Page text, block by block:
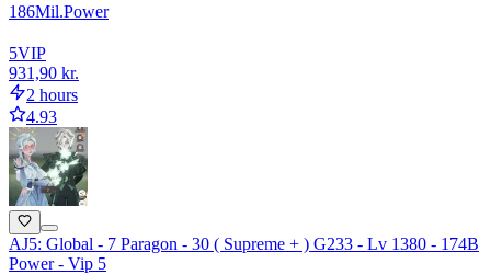
186Mil.Power
5VIP
931,90 kr.
2 hours
4.93
AJ5: Global - 7 Paragon - 30 ( Supreme + ) G233 - Lv 1380 - 174B
Power - Vip 5